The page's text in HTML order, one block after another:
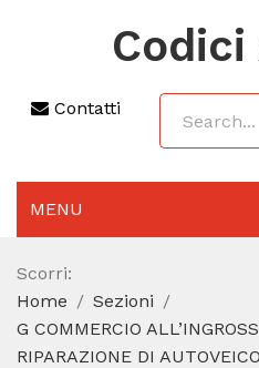
Contatti
MENU
AGGIORNAMENTO 2025
SEZIONI
CODICE ATECO A COSA
Scorri:
Home
Sezioni
G COMMERCIO
RIPARAZIONE DI